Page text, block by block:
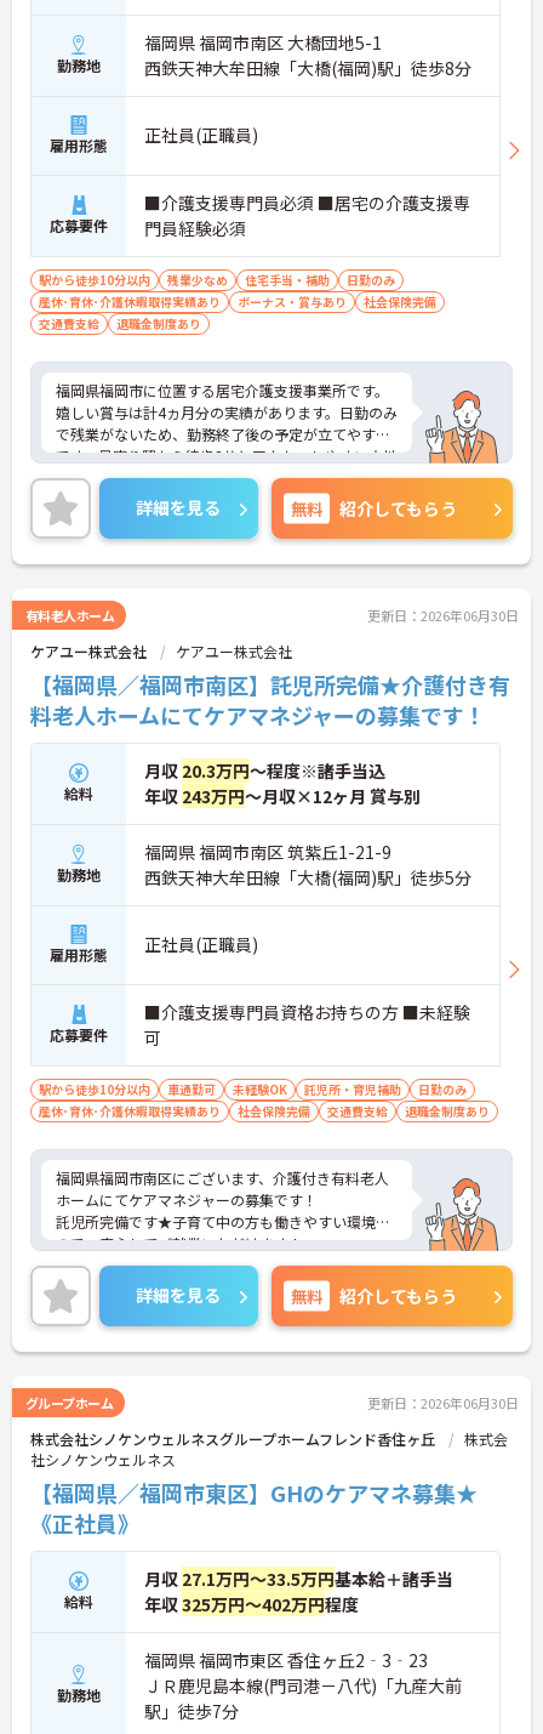
勤務地
福岡県 福岡市南区 大橋団地5-1
西鉄天神大牟田線「大橋(福岡)駅」徒歩8分
雇用形態 正社員(正職員)
応募要件
■介護支援専門員必須 ■居宅の介護支援専
門員経験必須
駅から徒歩10分以内 残業少なめ 住宅手当・補助
日勤のみ
産休･育休･介護休暇取得実績あり
ボーナス・賞与あり
社会保険完備
交通費支給
退職金制度あり
福岡県福岡市に位置する居宅介護支援事業所です。
嬉しい賞与は計4ヵ月分の実績があります。日勤のみ
で残業がないため、勤務終了後の予定が立てやすい
です。最寄り駅から徒歩8分とアクセスしやすい立地
です。ご興味のある方には、面接対策ポイントな
ど、さらに詳細をお話しいたしますのでお気軽にご
相談ください！
詳細を見る 無料 紹介してもらう
有料老人ホーム 更新日：2026年06月30日
ケアユー株式会社 ケアユー株式会社
【福岡県／福岡市南区】託児所完備★介護付き有
料老人ホームにてケアマネジャーの募集です！
給料
月収 20.3万円～程度※諸手当込
年収 243万円～月収×12ヶ月 賞与別
勤務地
福岡県 福岡市南区 筑紫丘1-21-9
西鉄天神大牟田線「大橋(福岡)駅」徒歩5分
雇用形態 正社員(正職員)
応募要件
■介護支援専門員資格お持ちの方 ■未経験
可
駅から徒歩10分以内 車通勤可 未経験OK 託児所・育児補助
日勤のみ
産休･育休･介護休暇取得実績あり
社会保険完備 交通費支給 退職金制度あり
福岡県福岡市南区にございます、介護付き有料老人
ホームにてケアマネジャーの募集です！
託児所完備です★子育て中の方も働きやすい環境な
ので、安心してご就業いただけます！
ご興味のある方は、マイナビ介護職までお問い合わ
せください。詳細を見る 無料 紹介してもらう
グループホーム 更新日：2026年06月30日
株式会社シノケンウェルネスグループホームフレンド香住ヶ丘
株式会
社シノケンウェルネス
【福岡県／福岡市東区】GHのケアマネ募集★
《正社員》
給料
月収 27.1万円～33.5万円基本給＋諸手当
年収325万円～402万円程度
勤務地
福岡県 福岡市東区 香住ヶ丘2‐3‐23
ＪＲ鹿児島本線(門司港－八代)「九産大前
駅」徒歩7分